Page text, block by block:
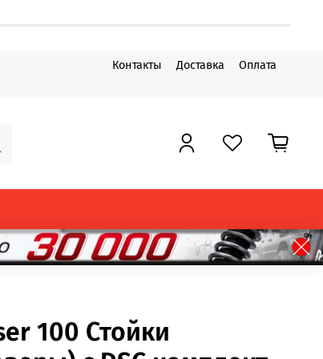
Контакты Доставка Оплата
100 Стойки